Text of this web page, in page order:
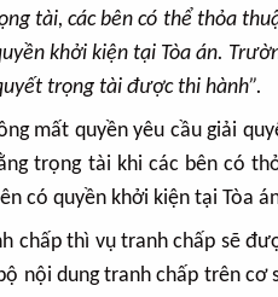
tài, các bên có thể thỏa
khởi kiện tại Tòa án.
trọng tài được thi hành”.
mất quyền yêu cầu giải
trọng tài khi các bên có
có quyền khởi kiện tại Tòa
chấp thì vụ tranh chấp sẽ
nội dung tranh chấp trên cơ